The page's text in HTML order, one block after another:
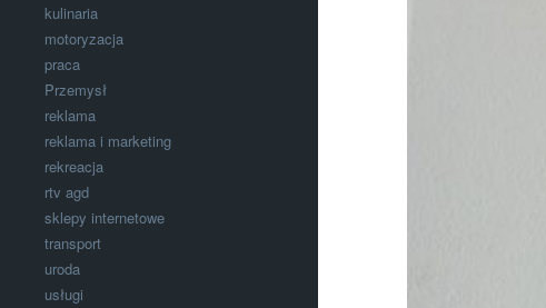
kulinaria
motoryzacja
praca
Przemysł
reklama
reklama i marketing
rekreacja
rtv agd
sklepy internetowe
transport
uroda
usługi